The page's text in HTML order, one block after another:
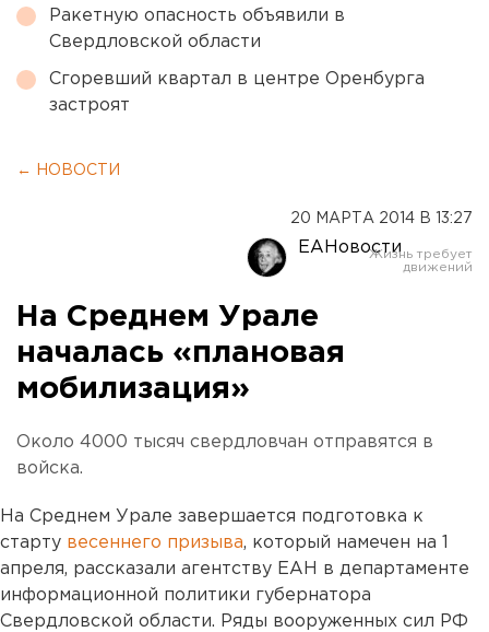
Ракетную опасность объявили в
Свердловской области
Сгоревший квартал в центре Оренбурга
застроят
← НОВОСТИ
20 МАРТА 2014 В 13:27
ЕАНовости
На Среднем Урале
началась «плановая
мобилизация»
Около 4000 тысяч свердловчан отправятся в
войска.
На Среднем Урале завершается подготовка к
старту весеннего призыва, который намечен на 1
апреля, рассказали агентству ЕАН в департаменте
информационной политики губернатора
Свердловской области. Ряды вооруженных сил РФ